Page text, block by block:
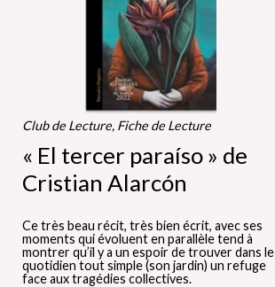
Club de Lecture, Fiche de Lecture
« El tercer paraíso » de
Cristian Alarcón
Ce très beau récit, très bien écrit, avec ses
moments qui évoluent en parallèle tend à
montrer qu’il y a un espoir de trouver dans le
quotidien tout simple (son jardin) un refuge
face aux tragédies collectives.